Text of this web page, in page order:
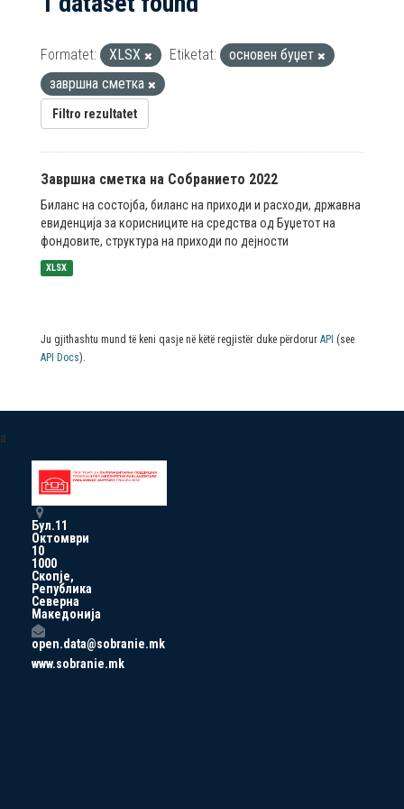
Formatet: XLSX Etiketat:
основен буџет
завршна сметка
Filtro rezultatet
Завршна сметка на Собранието 2022
Биланс на состојба, биланс на приходи и расходи, државна
евиденција за корисниците на средства од Буџетот на
фондовите, структура на приходи по дејности
XLSX
Ju gjithashtu mund të keni qasje në këtë regjistër duke përdorur API (see
API Docs).
a
Бул.11
Октомври
10
1000
Скопје,
Република
Северна
Македонија
open.data@sobranie.mk
www.sobranie.mk